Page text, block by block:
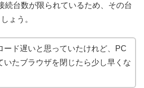
続台数が限られているため、その台
ょう。
ード遅いと思っていたけれど、PC
いたブラウザを閉じたら少し早くな